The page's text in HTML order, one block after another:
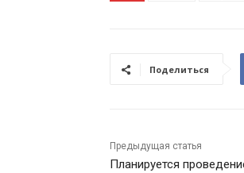
Поделиться
Предыдущая статья
Планируется